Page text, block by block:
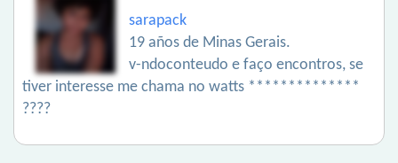
sarapack
19 años de Minas Gerais.
v-ndoconteudo e faço encontros, se
tiver interesse me chama no watts **************
????